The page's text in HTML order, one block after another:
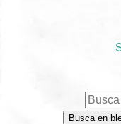
Busca en